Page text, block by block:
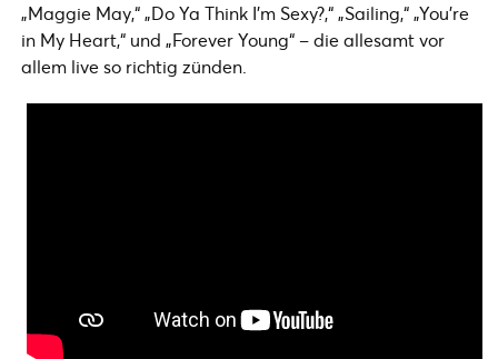
„Maggie May,“ „Do Ya Think I’m Sexy?,“ „Sailing,“ „You’re
in My Heart,“ und „Forever Young“ – die allesamt vor
allem live so richtig zünden.